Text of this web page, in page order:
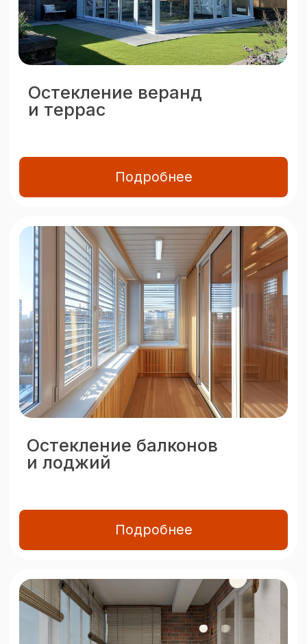
Подробнее
Отделка балконов
и лоджий
Оконные и дверные
решения
остекления
Пластиковые окна
Алюминиевые окна
Окна
Подробнее
Межкомнатные двери
Балконные двери и блоки
Пластиковые входные двери